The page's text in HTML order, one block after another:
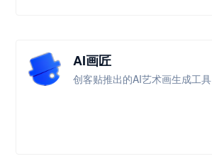
AI画匠
创客贴推出的AI艺术画生成工具